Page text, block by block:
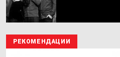
РЕКОМЕНДАЦИИ